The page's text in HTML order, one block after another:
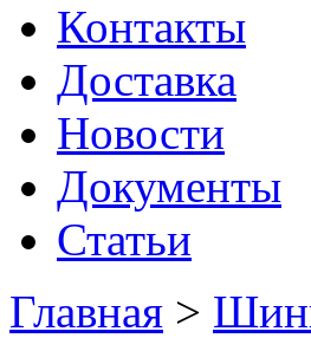
Контакты
Доставка
Новости
Документы
Статьи
Главная >